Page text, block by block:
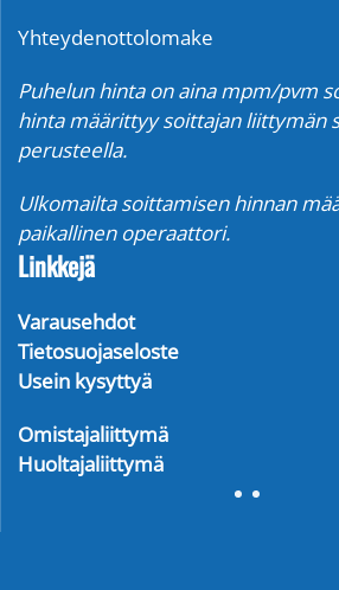
Yhteydenottolomake
Puhelun hinta on aina mpm/pvm
hinta määrittyy soittajan liittymän
perusteella.
Ulkomailta soittamisen hinnan
paikallinen operaattori.
Linkkejä
Varausehdot
Tietosuojaseloste
Usein kysyttyä
Omistajaliittymä
Huoltajaliittymä